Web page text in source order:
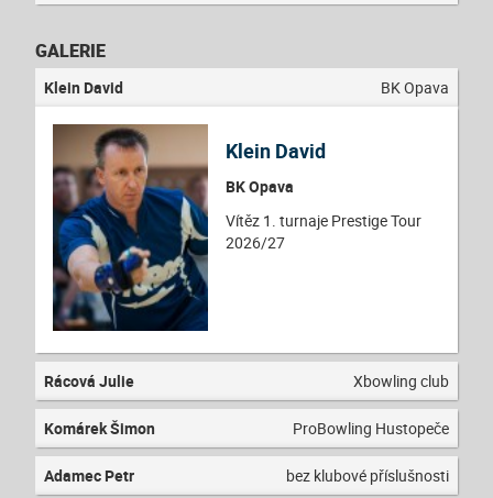
GALERIE
Klein David BK Opava
Klein David
BK Opava
Vítěz 1. turnaje Prestige Tour
2026/27
Rácová Julie Xbowling club
Komárek Šimon ProBowling Hustopeče
Adamec Petr bez klubové příslušnosti